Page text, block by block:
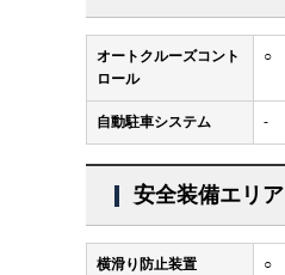
オートクルーズコント
ロール
○
自動駐車システム -
安全装備エリア
横滑り防止装置 ○